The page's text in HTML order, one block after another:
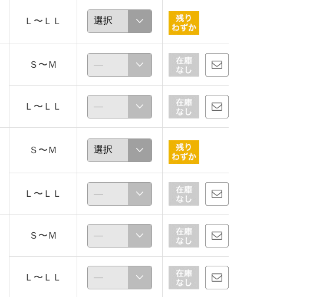
すずらん アネモネ
163cm
Ｌ〜ＬＬ
Ｓ〜Ｍ
Ｌ〜ＬＬ
Ｓ〜Ｍ
Ｌ〜ＬＬ
Ｓ〜Ｍ
Ｌ〜ＬＬ